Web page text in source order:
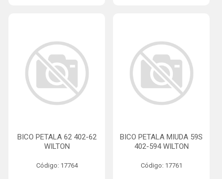
BICO PETALA 62 402-62
WILTON
Código: 17764
BICO PETALA MIUDA 59S
402-594 WILTON
Código: 17761